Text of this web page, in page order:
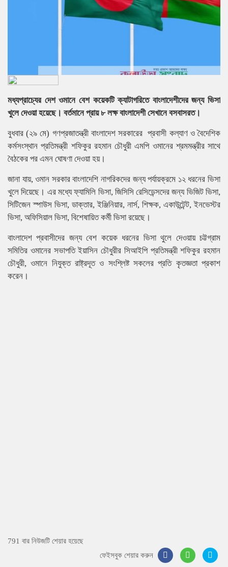
মধ্যপ্রাচ্যের দেশ ওমানে বেশ কয়েকটি ক্যাটাগরিতে বাংলাদেশীদের জন্য ভিসা
খুলে দেওয়া হয়েছে। বর্তমানে প্রায় ৮ লক্ষ বাংলাদেশী সেখানে বসবাসরত।
বুধবার (২৯ মে) গণপ্রজাতন্ত্রী বাংলাদেশ সরকারের প্রবাসী কল্যাণ ও বৈদেশিক
কর্মসংস্থান প্রতিমন্ত্রী শফিকুর রহমান চৌধুরী এমপি ওমানের শ্রমমন্ত্রীর সাথে
বৈঠকের পর এমন ঘোষণা দেওয়া হয়।
জানা যায়, ওমান সরকার বাংলাদেশি নাগরিকদের জন্য পর্যায়ক্রমে ১২ ধরনের ভিসা
খুলে দিয়েছে। এর মধ্যে ফ্যামিলি ভিসা, জিসিসি রেসিডেন্সদের জন্য ভিজিট ভিসা,
সিটিজেন স্পাউস ভিসা, ডাক্তার, ইঞ্জিনিয়ার, নার্স, শিক্ষক, একাউন্টেন্ট, ইনভেস্টর
ভিসা, অফিসিয়াল ভিসা, বিশেষায়িত কর্মী ভিসা রয়েছে।
বাংলাদেশ প্রবাসীদের জন্য বেশ কয়েক ধরনের ভিসা থুলে দেওয়ায় চট্টগ্রাম
সমিতির ওমানের সভাপতি ইয়াসিন চৌধুরীর সিআইপি প্রতিমন্ত্রী শফিকুর রহমান
চৌধুরী, ওমানে নিযুক্ত রাষ্ট্রদূত ও সংশ্লিষ্ট সকলের প্রতি কৃতজ্ঞতা প্রকাশ
করেন।
791 বার নিউজটি শেয়ার হয়েছে
ফেইসবুক শেয়ার করুন